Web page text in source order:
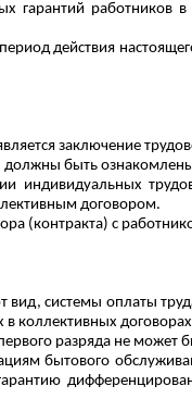
гарантий работников
действия
заключение
должны быть
индивидуальных
договором.
(контракта) с
вид, системы оплаты
коллективных
разряда не
бытового